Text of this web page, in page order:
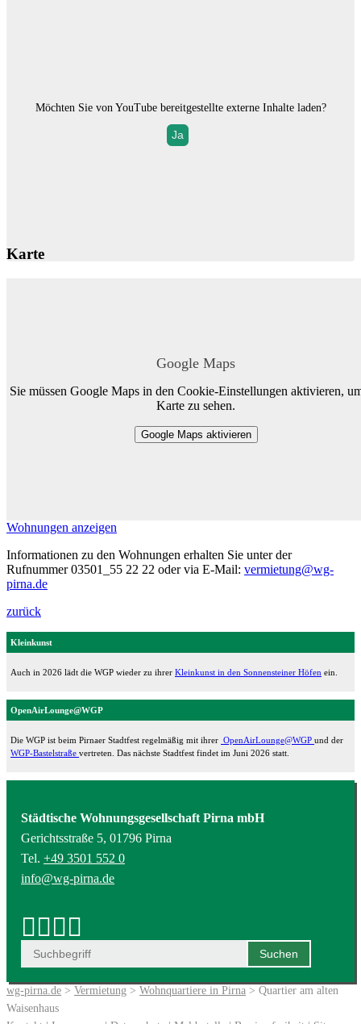
Möchten Sie von YouTubebereitgestellte externe Inhalte laden?
Ja
Karte
Google Maps
Sie müssen Google Maps in den Cookie-Einstellungen aktivieren,
Karte zu sehen.
Google Maps aktivieren
Wohnungen anzeigen
Informationen zu den Wohnungen erhalten Sie unter der
Rufnummer 03501_55 22 22 oder via E-Mail: vermietung@wg-
pirna.de
zurück
Kleinkunst
Auch in 2026 lädt die WGP wieder zu ihrer Kleinkunst in den Sonnensteiner Höfen ein.
OpenAirLounge@WGP
Die WGP ist beim Pirnaer Stadtfest regelmäßig mit ihrer OpenAirLounge@WGP und der
WGP-Bastelstraße vertreten. Das nächste Stadtfest findet im Juni 2026 statt.
Städtische Wohnungsgesellschaft Pirna mbH
Gerichtsstraße 5, 01796 Pirna
Tel. +49 3501 552 0
info@wg-pirna.de
wg-pirna.de > Vermietung > Wohnquartiere in Pirna > Quartier am alten
Waisenhaus